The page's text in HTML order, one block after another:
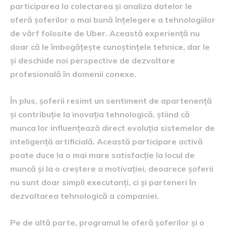
participarea la colectarea și analiza datelor le
oferă șoferilor o mai bună înțelegere a tehnologiilor
de vârf folosite de Uber. Această experiență nu
doar că le îmbogățește cunoștințele tehnice, dar le
și deschide noi perspective de dezvoltare
profesională în domenii conexe.
În plus, șoferii resimt un sentiment de apartenență
și contribuție la inovația tehnologică, știind că
munca lor influențează direct evoluția sistemelor de
inteligență artificială. Această participare activă
poate duce la o mai mare satisfacție la locul de
muncă și la o creștere a motivației, deoarece șoferii
nu sunt doar simpli executanți, ci și parteneri în
dezvoltarea tehnologică a companiei.
Pe de altă parte, programul le oferă șoferilor și o